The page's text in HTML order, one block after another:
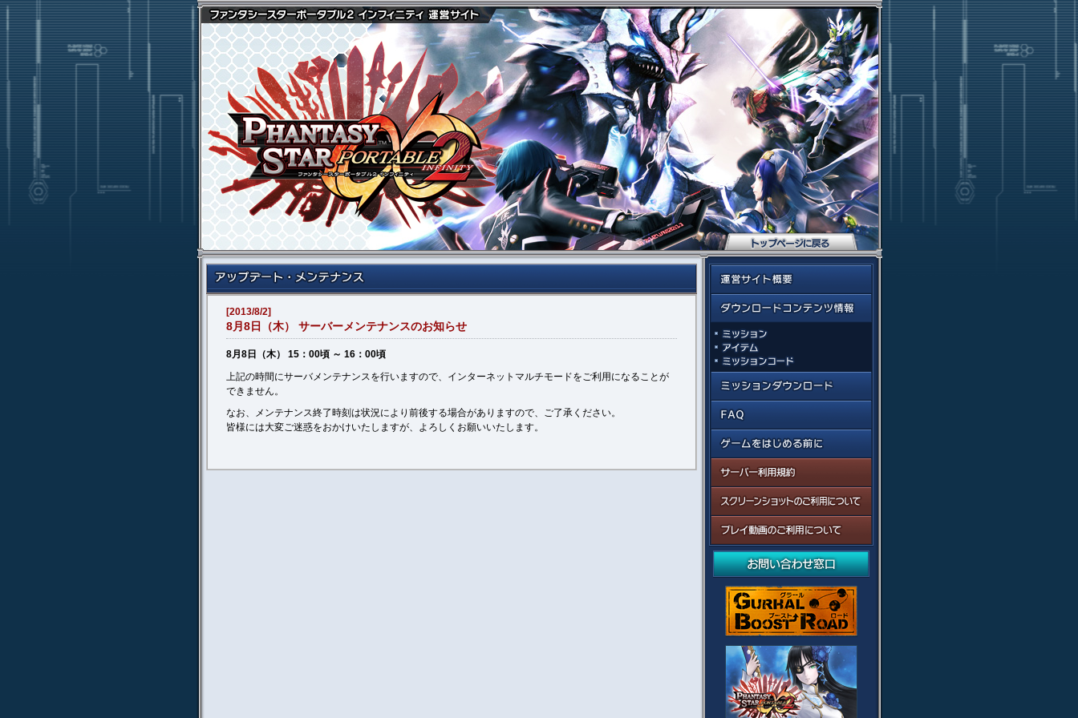
[2013/8/2]
8月8日（木） サーバーメンテナンスのお知らせ
8月8日（木） 15：00頃 ～ 16：00頃
上記の時間にサーバメンテナンスを行いますので、インターネットマルチモードをご利用になることが
できません。
なお、メンテナンス終了時刻は状況により前後する場合がありますので、ご了承ください。
皆様には大変ご迷惑をおかけいたしますが、よろしくお願いいたします。